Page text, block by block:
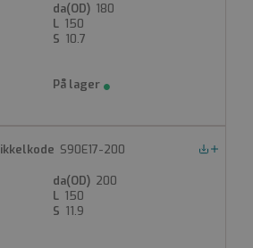
180
150
10.7
S90E17-200
200
150
11.9